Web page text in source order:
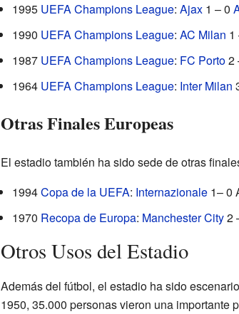
1995 UEFA Champions League: Ajax1 – 0
1990 UEFA Champions League: AC Milan 1
1987 UEFA Champions League: FC Porto2
1964 UEFA Champions League: Inter Milan
Otras Finales Europeas
El estadio también ha sido sede de otras
1994Copa de la UEFA: Internazionale1– 0
1970 Recopa de Europa: Manchester City2
Otros Usos del Estadio
Además del fútbol, el estadio ha sido
1950, 35.000 personas vieron una importante